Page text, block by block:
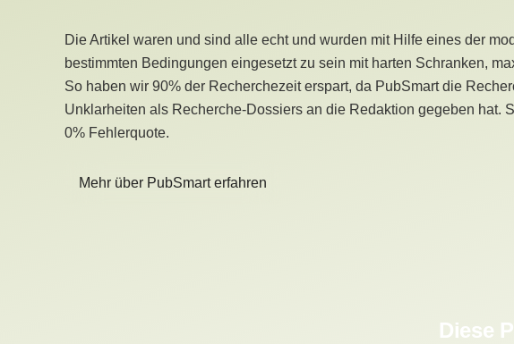
Die Artikel waren und sind alle echt und wurden mit Hilfe eines der
bestimmten Bedingungen eingesetzt zu sein mit harten Schranken,
So haben wir 90% der Recherchezeit erspart, da PubSmart die
Unklarheiten als Recherche-Dossiers an die Redaktion gegeben hat.
0% Fehlerquote.
Mehr über PubSmart erfahren
Diese